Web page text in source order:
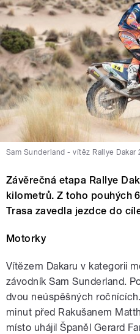
Sam Sunderland - vítěz Rallye Dakar
Závěrečná etapa Rallye
kilometrů. Z toho pouhých
Trasa zavedla jezdce do
Motorky
Vítězem Dakaru v kategorii
závodník Sam Sunderland.
dvou neúspěšných
minut před Rakušanem
místo uhájil Španěl Gerard